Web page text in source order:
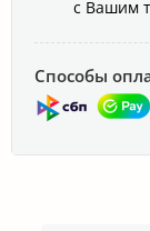
с Вашим
Способы